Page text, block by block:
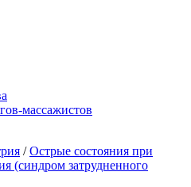
массажистов
/Острые состояния при
(синдром затрудненного